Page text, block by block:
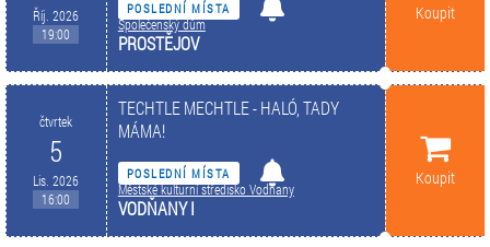
Říj. 2026
19:00
POSLEDNÍ MÍSTA
Společenský dům
PROSTĚJOV
Koupit
čtvrtek
5
Lis. 2026
16:00
TECHTLE MECHTLE - HALÓ, TADY
MÁMA!
POSLEDNÍ MÍSTA
Městské kulturní středisko Vodňany
VODŇANY I
Koupit